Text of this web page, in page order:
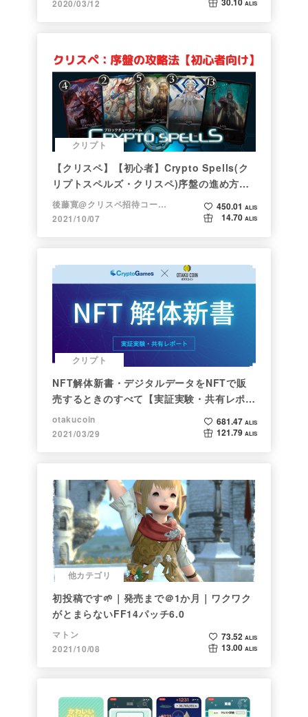
2020/03/12 ALIS
クリプト
【クリスペ】【初心者】Crypto Spells(ク
リプトスペルズ・クリスペ)序盤の進め方
【NFTゲーム】
後藤寛@クリスペ招待コード→LHiH
2021/10/07
450.01 ALIS
14.70 ALIS
クリプト
NFT解体新書・デジタルデータをNFTで販
売するときのすべて【実証実験・共有レポー
ト】
otakucoin
2021/03/29
681.47 ALIS
121.79 ALIS
他カテゴリ
初投稿です🌱｜発売まで＠1か月｜ワクワク
がとまらないFF14パッチ6.0
マトン
2021/10/08
73.52 ALIS
13.00 ALIS